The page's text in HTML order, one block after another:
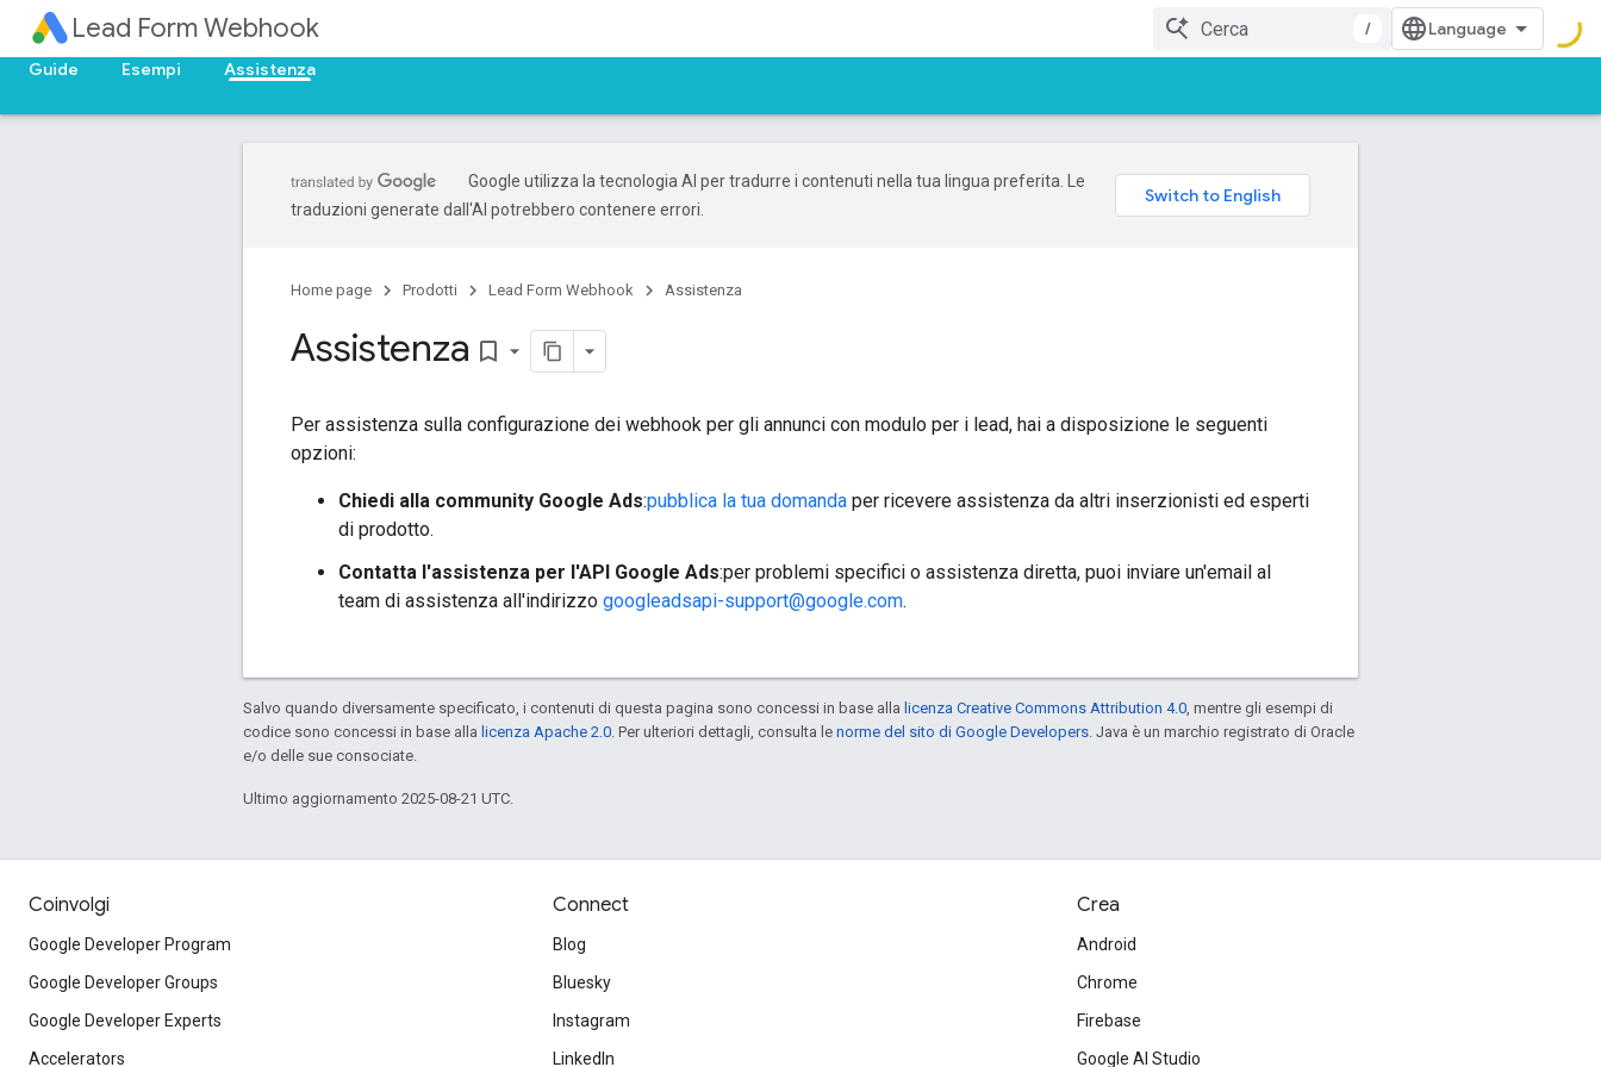
Lead Form Webhook
/
Guide
Esempi Assistenza
Google utilizza la tecnologia AI per tradurre i contenuti nella tua lingua preferita. Le
traduzioni generate dall'AI potrebbero contenere errori.
Home page Prodotti Lead Form Webhook Assistenza
Assistenza bookmark_border
Per assistenza sulla configurazione dei webhook per gli annunci con modulo per i lead, hai a disposizione le seguenti
opzioni:
Chiedi alla community Google Ads:pubblica la tua domanda per ricevere assistenza da altri inserzionisti ed esperti
di prodotto.
Contatta l'assistenza per l'API Google Ads:per problemi specifici o assistenza diretta, puoi inviare un'email al
team di assistenza all'indirizzo googleadsapi-support@google.com.
Salvo quando diversamente specificato, i contenuti di questa pagina sono concessi in base alla licenza Creative Commons Attribution 4.0 , mentre gli esempi di
codice sono concessi in base alla licenza Apache 2.0 . Per ulteriori dettagli, consulta le norme del sito di Google Developers . Java è un marchio registrato di Oracle
e/o delle sue consociate.
Ultimo aggiornamento 2025-08-21 UTC.
Coinvolgi
Google Developer Program
Google Developer Groups
Google Developer Experts
Accelerators
Connect
Blog
Bluesky
Instagram
LinkedIn
Crea
Android
Chrome
Firebase
Google AI Studio